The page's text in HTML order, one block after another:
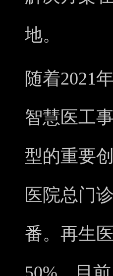
地。
随着2021
智慧医工
型的重要
医院总门
番。再生